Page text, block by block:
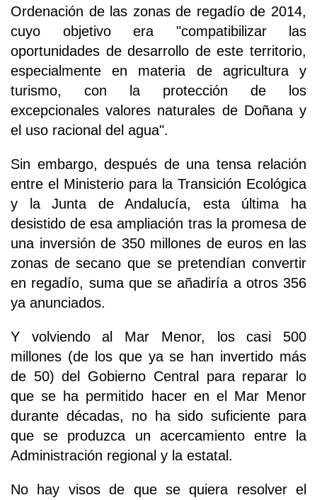
Ordenación de las zonas de regadío de 2014,
cuyo objetivo era "compatibilizar las
oportunidades de desarrollo de este territorio,
especialmente en materia de agricultura y
turismo, con la protección de los
excepcionales valores naturales de Doñana y
el uso racional del agua".
Sin embargo, después de una tensa relación
entre el Ministerio para la Transición Ecológica
y la Junta de Andalucía, esta última ha
desistido de esa ampliación tras la promesa de
una inversión de 350 millones de euros en las
zonas de secano que se pretendían convertir
en regadío, suma que se añadiría a otros 356
ya anunciados.
Y volviendo al Mar Menor, los casi 500
millones (de los que ya se han invertido más
de 50) del Gobierno Central para reparar lo
que se ha permitido hacer en el Mar Menor
durante décadas, no ha sido suficiente para
que se produzca un acercamiento entre la
Administración regional y la estatal.
No hay visos de que se quiera resolver el